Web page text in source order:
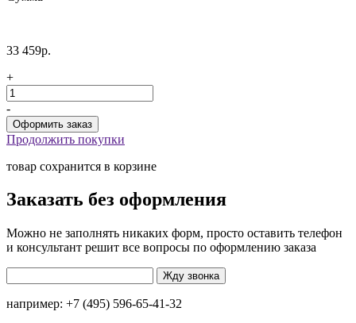
33 459р.
+
-
Продолжить покупки
товар сохранится в корзине
Заказать без оформления
Можно не заполнять никаких форм, просто оставить телефон
и консультант решит все вопросы по оформлению заказа
например: +7 (495) 596-65-41-32